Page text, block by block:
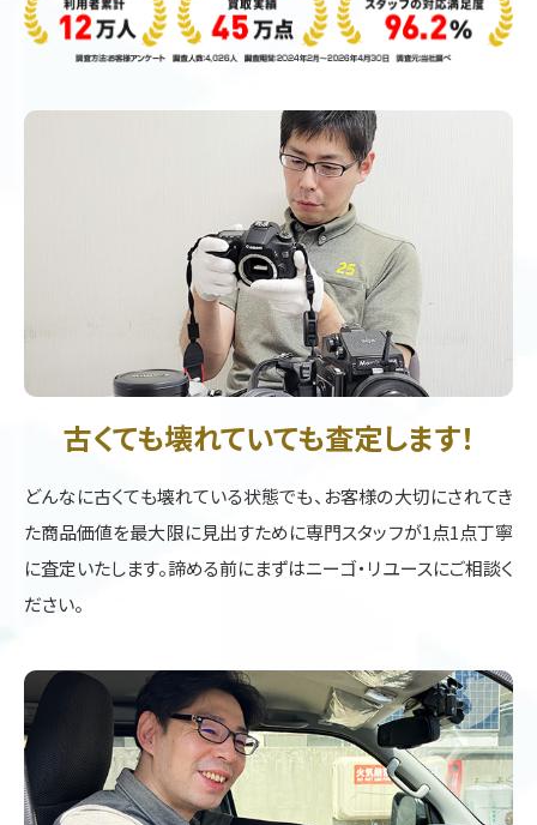
古くても壊れていても査定します！
どんなに古くても壊れている状態でも、お客様の大切にされてき
た商品価値を最大限に見出すために専門スタッフが1点1点丁寧
に査定いたします。諦める前にまずはニーゴ・リユースにご相談く
ださい。